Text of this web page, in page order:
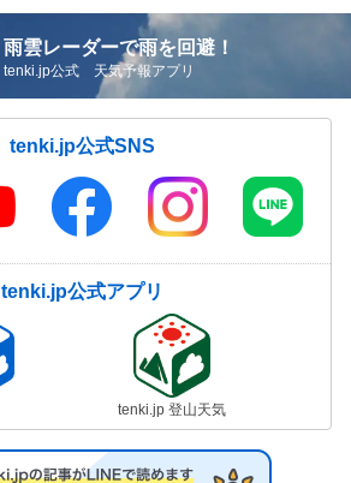
雨雲レーダーで雨を回避！
tenki.jp公式 天気予報アプリ
tenki.jp公式SNS
tenki.jp公式アプリ
tenki.jp 登山天気